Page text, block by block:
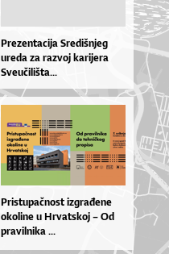
Pre­zen­ta­ci­ja Sre­diš­njeg
ure­da za ra­zvoj ka­ri­je­ra
Sve­u­či­liš­ta...
Pris­tu­pa­čno­st iz­gra­đe­ne
oko­li­ne u Hr­vat­skoj – Od
pra­vil­ni­ka ...